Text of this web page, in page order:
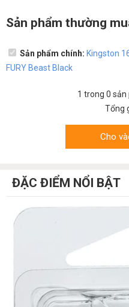
Sản phẩm thường
Sản phẩm chính: Kingston
FURY Beast Black
1 trong 0 sản
Tổng
Cho
ĐẶC ĐIỂM NỔI BẬT